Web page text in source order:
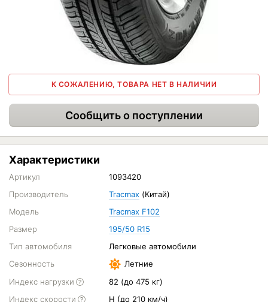
К СОЖАЛЕНИЮ, ТОВАРА НЕТ В НАЛИЧИИ
Сообщить о поступлении
Характеристики
Артикул
1093420
Производитель
Tracmax (Китай)
Модель
Tracmax F102
Размер
195/50 R15
Тип автомобиля
Легковые автомобили
Сезонность
Летние
Индекс нагрузки
82 (до 475 кг)
Индекс скорости
H (до 210 км/ч)